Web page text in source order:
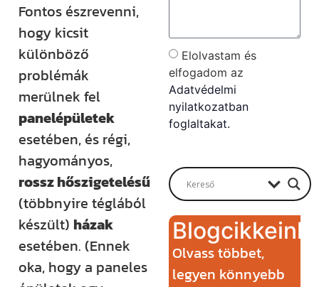
Fontos észrevenni,
hogy kicsit
különböző
problémák
merülnek fel
panelépületek
esetében, és régi,
hagyományos,
rossz hőszigetelésű
(többnyire téglából
készült) házak
esetében. (Ennek
oka, hogy a paneles
Elolvastam és
elfogadom az
Adatvédelmi
nyilatkozatban
foglaltakat.
Blogcikkeink
Olvass többet,
legyen könnyebb